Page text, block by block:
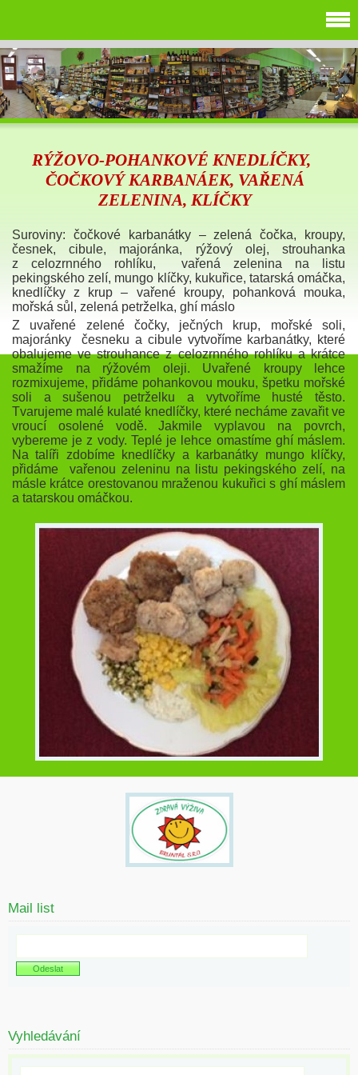
RÝŽOVO-POHANKOVÉ KNEDLÍČKY,
ČOČKOVÝ KARBANÁEK, VAŘENÁ
ZELENINA, KLÍČKY
Suroviny: čočkové karbanátky – zelená čočka, kroupy,
česnek, cibule, majoránka, rýžový olej, strouhanka
z celozrnného rohlíku, vařená zelenina na listu
pekingského zelí, mungo klíčky, kukuřice, tatarská omáčka,
knedlíčky z krup – vařené kroupy, pohanková mouka,
mořská sůl, zelená petrželka, ghí máslo
Z uvařené zelené čočky, ječných krup, mořské soli,
majoránky česneku a cibule vytvoříme karbanátky, které
obalujeme ve strouhance z celozrnného rohlíku a krátce
smažíme na rýžovém oleji. Uvařené kroupy lehce
rozmixujeme, přidáme pohankovou mouku, špetku mořské
soli a sušenou petrželku a vytvoříme husté těsto.
Tvarujeme malé kulaté knedlíčky, které necháme zavařit ve
vroucí osolené vodě. Jakmile vyplavou na povrch,
vybereme je z vody. Teplé je lehce omastíme ghí máslem.
Na talíři zdobíme knedlíčky a karbanátky mungo klíčky,
přidáme vařenou zeleninu na listu pekingského zelí, na
másle krátce orestovanou mraženou kukuřici s ghí máslem
a tatarskou omáčkou.
Mail list
Vyhledávání